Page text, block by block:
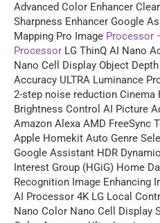
Advanced Color Enhancer
Sharpness Enhancer Google
Mapping Pro Image Processor
Processor LG ThinQ AI Nano
Nano Cell Display Object
Accuracy ULTRA Luminance
2-step noise reduction Cinema
Brightness Control AI Picture
Amazon Alexa AMD FreeSync
Apple Homekit Auto Genre
Google Assistant HDR
Interest Group (HGiG) Home
Recognition Image Enhancing
AI Processor 4K LG Local
Nano Color Nano Cell Display